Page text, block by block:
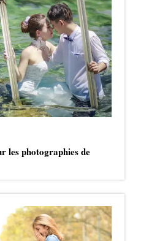
les photographies de